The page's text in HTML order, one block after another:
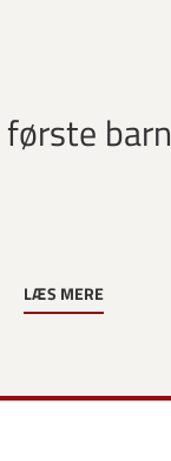
barn
LÆS MERE